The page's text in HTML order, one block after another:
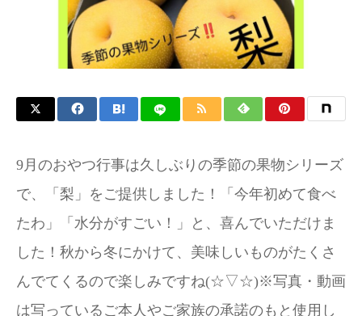
9月のおやつ行事は久しぶりの季節の果物シリーズ
で、「梨」をご提供しました！「今年初めて食べ
たわ」「水分がすごい！」と、喜んでいただけま
した！秋から冬にかけて、美味しいものがたくさ
んでてくるので楽しみですね(⁠☆⁠▽⁠☆⁠)※写真・動画
は写っているご本人やご家族の承諾のもと使用し
お問い合わせ